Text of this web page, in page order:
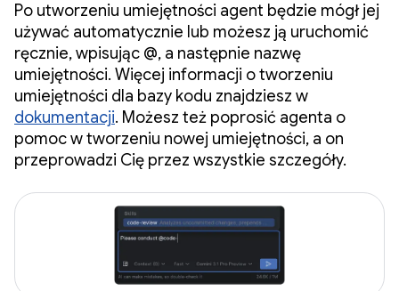
Po utworzeniu umiejętności agent będzie mógł jej
używać automatycznie lub możesz ją uruchomić
ręcznie, wpisując @, a następnie nazwę
umiejętności. Więcej informacji o tworzeniu
umiejętności dla bazy kodu znajdziesz w
dokumentacji. Możesz też poprosić agenta o
pomoc w tworzeniu nowej umiejętności, a on
przeprowadzi Cię przez wszystkie szczegóły.